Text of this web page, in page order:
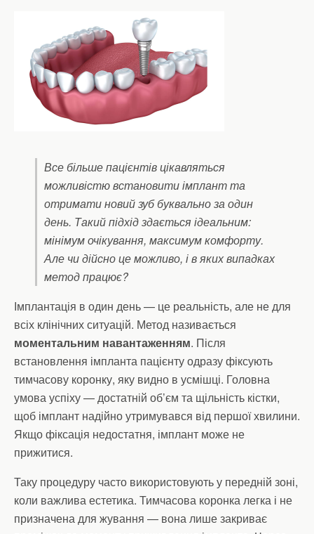
Все більше пацієнтів цікавляться
можливістю встановити імплант та
отримати новий зуб буквально за один
день. Такий підхід здається ідеальним:
мінімум очікування, максимум комфорту.
Але чи дійсно це можливо, і в яких випадках
метод працює?
Імплантація в один день — це реальність, але не для
всіх клінічних ситуацій. Метод називається
моментальним навантаженням. Після
встановлення імпланта пацієнту одразу фіксують
тимчасову коронку, яку видно в усмішці. Головна
умова успіху — достатній об’єм та щільність кістки,
щоб імплант надійно утримувався від першої хвилини.
Якщо фіксація недостатня, імплант може не
прижитися.
Таку процедуру часто використовують у передній зоні,
коли важлива естетика. Тимчасова коронка легка і не
призначена для жування — вона лише закриває